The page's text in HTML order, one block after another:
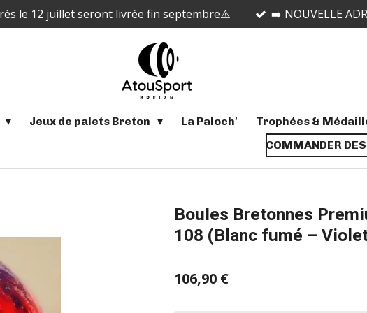
le 12 juillet seront livrée fin septembre⚠️ ➡️ NOUVELLE
Jeux de palets Breton La Paloch' Trophées &
COMMANDER
Boules Bretonnes
108 (Blanc fumé –
106,90 €